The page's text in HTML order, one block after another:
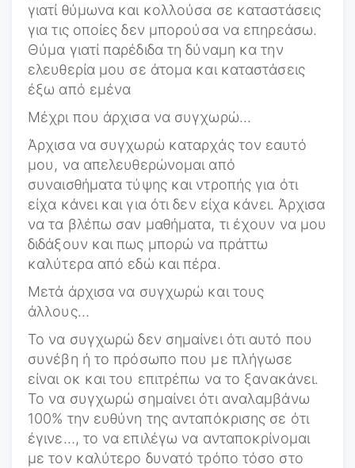
γιατί θύμωνα και κολλούσα σε καταστάσεις
για τις οποίες δεν μπορούσα να επηρεάσω.
Θύμα γιατί παρέδιδα τη δύναμη κα την
ελευθερία μου σε άτομα και καταστάσεις
έξω από εμένα
Μέχρι που άρχισα να συγχωρώ…
Άρχισα να συγχωρώ καταρχάς τον εαυτό
μου, να απελευθερώνομαι από
συναισθήματα τύψης και ντροπής για ότι
είχα κάνει και για ότι δεν είχα κάνει. Άρχισα
να τα βλέπω σαν μαθήματα, τι έχουν να μου
διδάξουν και πως μπορώ να πράττω
καλύτερα από εδώ και πέρα.
Μετά άρχισα να συγχωρώ και τους
άλλους…
Το να συγχωρώ δεν σημαίνει ότι αυτό που
συνέβη ή το πρόσωπο που με πλήγωσε
είναι οκ και του επιτρέπω να το ξανακάνει.
Το να συγχωρώ σημαίνει ότι αναλαμβάνω
100% την ευθύνη της ανταπόκρισης σε ότι
έγινε…, το να επιλέγω να ανταποκρίνομαι
με τον καλύτερο δυνατό τρόπο τόσο στο